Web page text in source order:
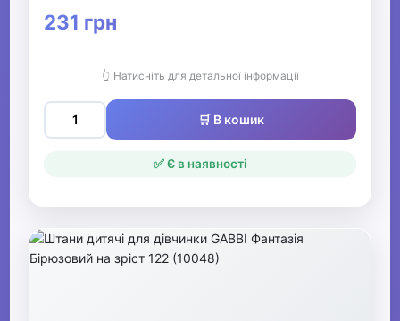
231 грн
👆 Натисніть для детальної інформації
🛒 В кошик
✅ Є в наявності